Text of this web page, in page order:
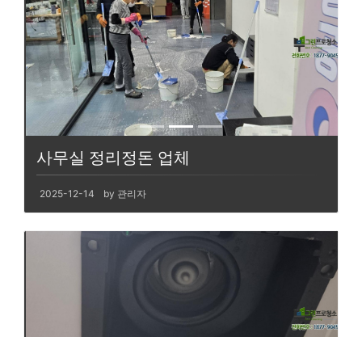
사무실 정리정돈 업체
2025-12-14 by 관리자